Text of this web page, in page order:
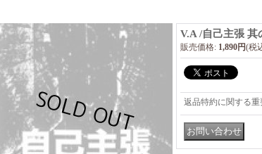
V.A /自己主張 其
販売価格: 1,890円(税
返品特約に関する重